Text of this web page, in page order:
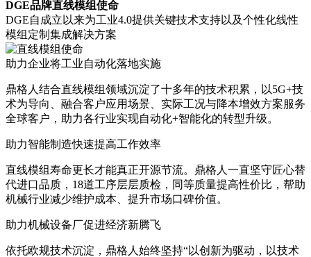
DGE品牌直线模组使命
DGE自成立以来为工业4.0提供关键技术支持以及个性化线性
模组定制集成解决方案
助力企业将工业自动化落地实施
鼎格人结合直线模组领域沉淀了十多年的技术积累，以5G+技
术为导向、融合客户应用场景、实际工况与降本增效方案服务
全球客户，助力各行业实现自动化+智能化的转型升级。
助力智能制造快速提高工作效率
直线模组寿命更长才能真正开源节流。鼎格人一直坚守匠心替
代进口品质，18道工序层层质检，同等质量提高性价比，帮助
机械行业减少维护成本、提升市场口碑价值。
助力机械设备厂促进经济新腾飞
依托欧规技术沉淀，鼎格人始终坚持“以创新为驱动，以技术